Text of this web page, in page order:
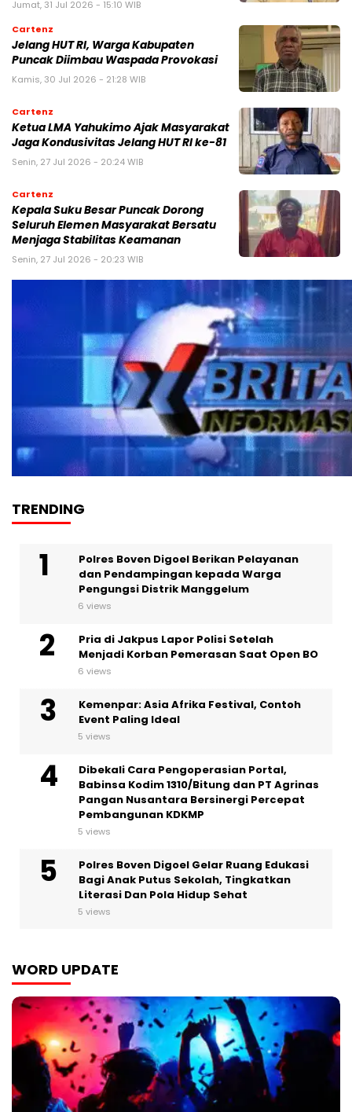
Jumat, 31 Jul 2026 - 15:10 WIB
Cartenz
Jelang HUT RI, Warga Kabupaten
Puncak Diimbau Waspada Provokasi
Kamis, 30 Jul 2026 - 21:28 WIB
Cartenz
Ketua LMA Yahukimo Ajak Masyarakat
Jaga Kondusivitas Jelang HUT RI ke-81
Senin, 27 Jul 2026 - 20:24 WIB
Cartenz
Kepala Suku Besar Puncak Dorong
Seluruh Elemen Masyarakat Bersatu
Menjaga Stabilitas Keamanan
Senin, 27 Jul 2026 - 20:23 WIB
TRENDING
Polres Boven Digoel Berikan Pelayanan
dan Pendampingan kepada Warga
Pengungsi Distrik Manggelum
6 views
Pria di Jakpus Lapor Polisi Setelah
Menjadi Korban Pemerasan Saat Open BO
6 views
Kemenpar: Asia Afrika Festival, Contoh
Event Paling Ideal
5 views
Dibekali Cara Pengoperasian Portal,
Babinsa Kodim 1310/Bitung dan PT Agrinas
Pangan Nusantara Bersinergi Percepat
Pembangunan KDKMP
5 views
Polres Boven Digoel Gelar Ruang Edukasi
Bagi Anak Putus Sekolah, Tingkatkan
Literasi Dan Pola Hidup Sehat
5 views
WORD UPDATE